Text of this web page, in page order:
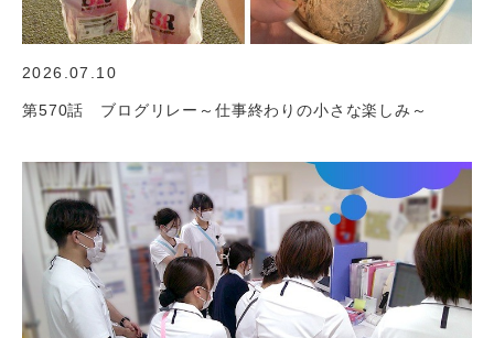
2026.07.10
第570話 ブログリレー～仕事終わりの小さな楽しみ～